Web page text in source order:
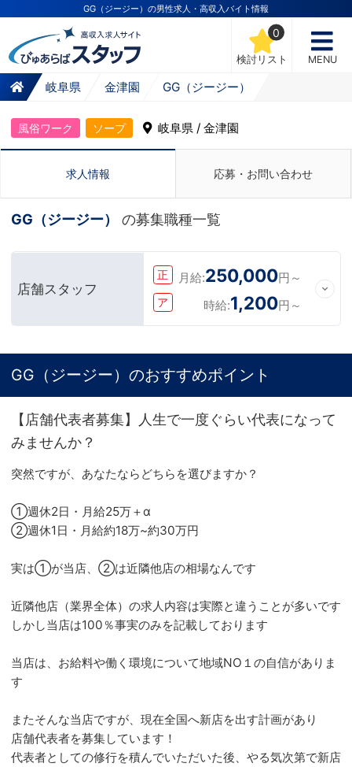
GG（ジージー）の男性求人・高収入バイト情報
検討リスト
0
MENU
岐阜県 金津園 GG（ジージー）
風俗ワーク ソープ 岐阜県 / 金津園
求人情報 応募・お問い合わせ
GG（ジージー） の募集職種一覧
店舗スタッフ
正 月給:250,000円～
ア 時給:1,200円～
GG（ジージー）のおすすめポイント
【店舗代表者募集】人生で一度ぐらい代表になって
みませんか？
突然ですが、あなたならどちらを選びますか？
①週休2日・月給25万＋α
②週休1日・月給約18万~約30万円
実は①が当店、②は近隣他店の相場なんです
近隣他店（業界全体）の求人内容は実際と違うことが多いです
しかし当店は100％事実のみを記載しております
当店は、お給料や働く環境について地域NO１の自信がありま
す
またそんな当店ですが、現在全国へ新店を出す計画があり
店舗代表者を募集しています！
代表者としての修行を積んでいただいた後、やる気次第で新店